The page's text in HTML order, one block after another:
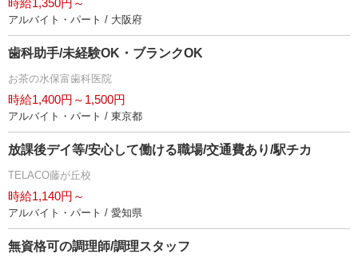
時給1,350円～
アルバイト・パート / 大阪府
歯科助手/未経験OK・ブランクOK
お茶の水保富歯科医院
時給1,400円～1,500円
アルバイト・パート / 東京都
放課後デイ等/安心して働ける職場/交通費あり/駅チカ
TELACO藤が丘校
時給1,140円～
アルバイト・パート / 愛知県
無資格可の調理師/調理スタッフ